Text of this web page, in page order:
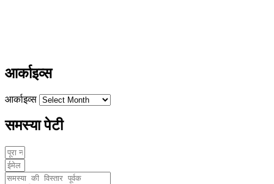
आर्काइव्स
आर्काइव्स
समस्या पेटी